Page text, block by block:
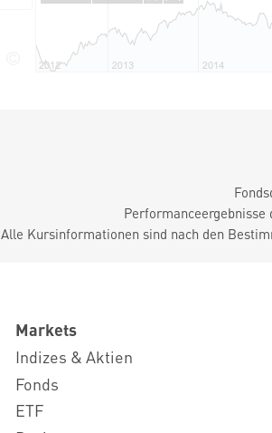
Performanceergebnisse
Alle Kursinformationen sind nach den
Markets
Indizes & Aktien
Fonds
ETF